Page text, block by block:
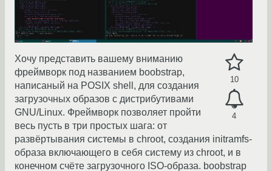
10
4
Хочу представить вашему вниманию
фреймворк под названием boobstrap,
написаный на POSIX shell, для создания
загрузочных образов с дистрибутивами
GNU/Linux. Фреймворк позволяет пройти
весь пусть в три простых шага: от
развёртывания системы в chroot, создания initramfs-
образа включающего в себя систему из chroot, и в
конечном счёте загрузочного ISO-образа. boobstrap